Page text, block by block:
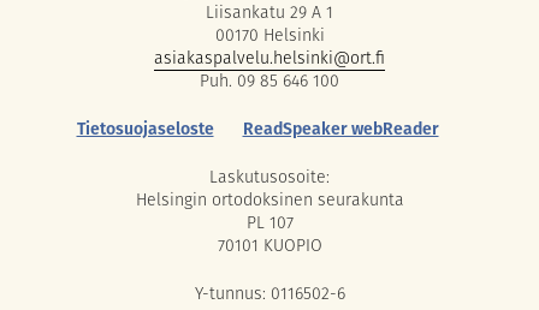
Liisankatu 29 A 1
00170 Helsinki
asiakaspalvelu.helsinki@ort.fi
Puh. 09 85 646 100
Tietosuojaseloste
ReadSpeaker webReader
Laskutusosoite:
Helsingin ortodoksinen seurakunta
PL 107
70101 KUOPIO
Y-tunnus: 0116502-6